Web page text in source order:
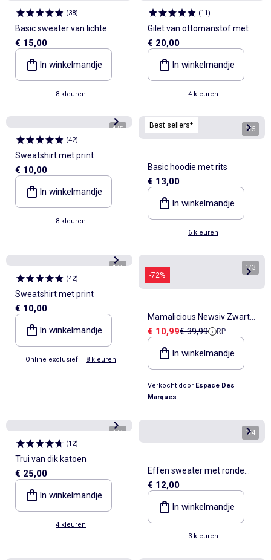
(38)
Basic sweater van lichte
French Terry
€ 15,00
In winkelmandje
8 kleuren
(11)
Gilet van ottomanstof met
capuchon
€ 20,00
In winkelmandje
4 kleuren
1/5
(42)
Sweatshirt met print
€ 10,00
In winkelmandje
8 kleuren
Best sellers* 1/5
Basic hoodie met rits
€ 13,00
In winkelmandje
6 kleuren
1/4
(42)
Sweatshirt met print
€ 10,00
In winkelmandje
Online exclusief | 8 kleuren
-72%
1/3
Mamalicious Newsiv Zwarte
Zwangerschapstrui voor
Dames
Verkoopprijs
€ 10,99Referentieprijs
€ 39,99 RP
In winkelmandje
Verkocht door Espace Des
Marques
1/4
(12)
Trui van dik katoen
€ 25,00
In winkelmandje
4 kleuren
1/4
Effen sweater met ronde
hals van French Terry
€ 12,00
In winkelmandje
3 kleuren